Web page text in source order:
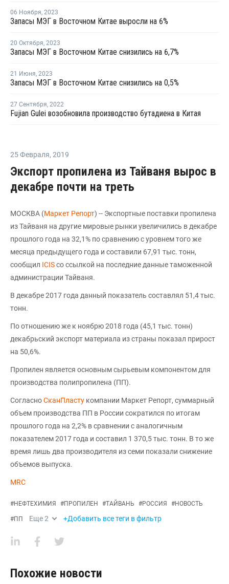
06 Ноября, 2023
Запасы МЭГ в Восточном Китае выросли на 6%
20 Октября, 2023
Запасы МЭГ в Восточном Китае снизились на 6,7%
21 Июня, 2023
Запасы МЭГ в Восточном Китае снизились на 0,5%
27 Сентября, 2022
Fujian Gulei возобновила производство бутадиена в Китая
25 Февраля, 2019
Экспорт пропилена из Тайваня вырос в
декабре почти на треть
МОСКВА (Маркет Репорт) -- Экспортные поставки пропилена
из Тайваня на другие мировые рынки увеличились в декабре
прошлого года на 32,1% по сравнению с уровнем того же
месяца предыдущего года и составили 67,91 тыс. тонн,
сообщил ICISсо ссылкой на последние данные таможенной
администрации Тайваня.
В декабре 2017 года данный показатель составлял 51,4 тыс.
тонн.
По отношению же к ноябрю 2018 года (45,1 тыс. тонн)
декабрьский экспорт материала из страны показал прирост
на 50,6%.
Пропилен является основным сырьевым компонентом для
производства полипропилена (ПП).
СогласноСканПласту компании Маркет Репорт, суммарный
объем производства ПП в России сократился по итогам
прошлого года на 2,2% в сравнении с аналогичным
показателем 2017 года и составил 1 370,5 тыс. тонн. В то же
время лишь два производителя из семи показали снижение
объемов выпуска.
MRC
#НЕФТЕХИМИЯ #ПРОПИЛЕН #ТАЙВАНЬ #РОССИЯ #НОВОСТЬ
#ПП Еще2 +Добавить все теги в фильтр
Похожие новости